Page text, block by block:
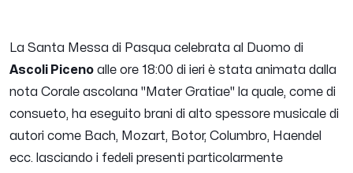
La Santa Messa di Pasqua celebrata al Duomo di
Ascoli Piceno alle ore 18:00 di ieri è stata animata dalla
nota Corale ascolana "Mater Gratiae" la quale, come di
consueto, ha eseguito brani di alto spessore musicale di
autori come Bach, Mozart, Botor, Columbro, Haendel
ecc. lasciando i fedeli presenti particolarmente